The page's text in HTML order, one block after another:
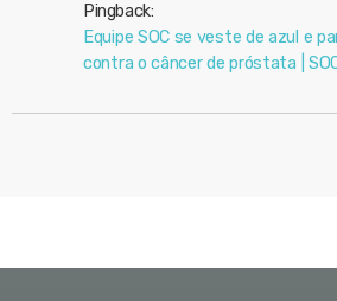
Pingback:
Equipe SOC se veste de azul e
contra o câncer de próstata |